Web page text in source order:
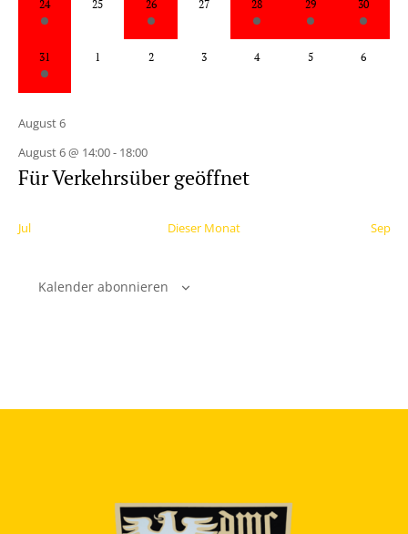
Veranstaltung,
24
Veranstaltungen,
25
Veranstaltung,
26
Veranstaltungen,
27
Veranstaltungen,
28 29 30
1
Veranstaltung,
31
01
0
2
0
3
0
4
0
5
0
6
August 6
August 6 @ 14:00- 18:00
Für Verkehrsüber geöffnet
Jul Dieser Monat Sep
Kalender abonnieren